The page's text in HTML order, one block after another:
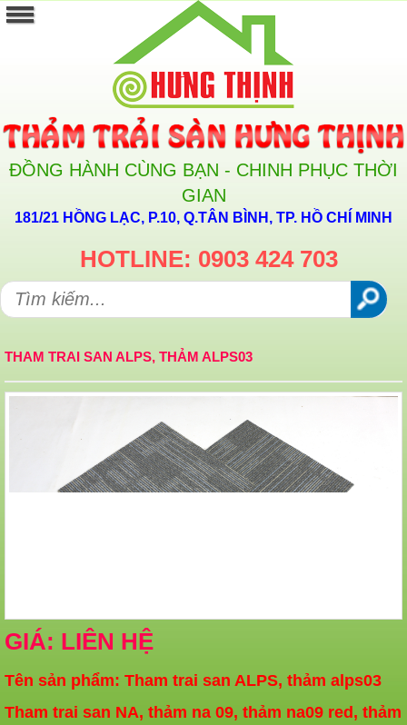
ĐỒNG HÀNH CÙNG BẠN - CHINH PHỤC THỜI
GIAN
181/21 HỒNG LẠC, P.10, Q.TÂN BÌNH, TP. HỒ CHÍ MINH
HOTLINE: 0903 424 703
THAM TRAI SAN ALPS, THẢM ALPS03
GIÁ: LIÊN HỆ
Tên sản phẩm: Tham trai san ALPS, thảm alps03
Tham trai san NA, thảm na 09, thảm na09 red, thảm